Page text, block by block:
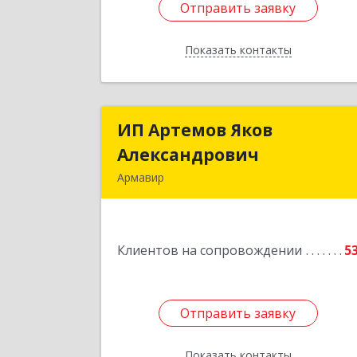
Отправить заявку
Показать контакты
Отправить заявку
Назад
ИП Артемов Яков
Александрович
Армавир
Клиентов на сопровождении
Отправить заявку
ИП Артемов Яков
Александрович
Отправить заявку